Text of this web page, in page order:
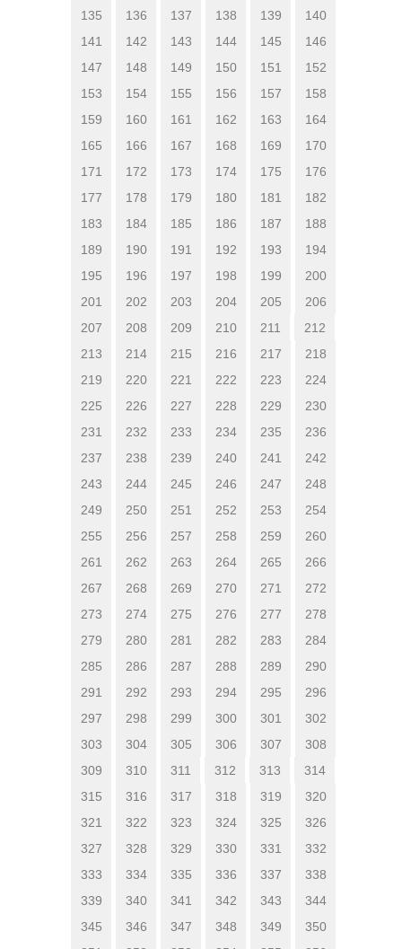
135
136 137 138 139
140
141
142 143 144 145
146
147
148 149 150 151
152
153
154 155 156 157
158
159
160 161 162 163
164
165
166 167 168 169
170
171
172 173 174 175
176
177
178 179 180 181
182
183
184 185 186 187
188
189
190 191 192 193
194
195
196 197 198 199
200
201
202 203 204 205
206
207
208 209 210 211
212
213
214 215 216 217
218
219
220 221 222 223
224
225
226 227 228 229
230
231
232 233 234 235
236
237
238 239 240 241
242
243
244 245 246 247
248
249
250 251 252 253
254
255
256 257 258 259
260
261
262 263 264 265
266
267
268 269 270 271
272
273
274 275 276 277
278
279
280 281 282 283
284
285
286 287 288 289
290
291
292 293 294 295
296
297
298 299 300 301
302
303
304 305 306 307
308
309
310 311 312 313
314
315
316 317 318 319
320
321
322 323 324 325
326
327
328 329 330 331
332
333
334 335 336 337
338
339
340 341 342 343
344
345
346 347 348 349
350